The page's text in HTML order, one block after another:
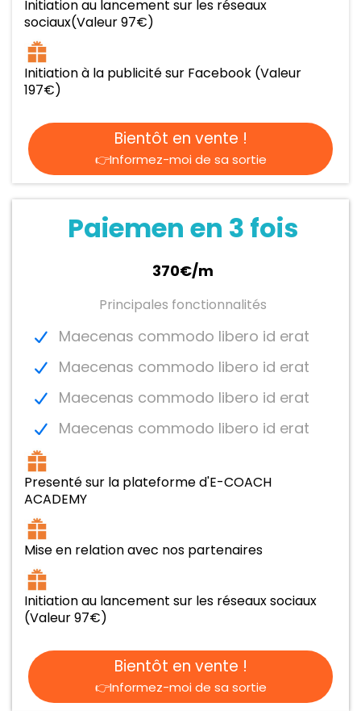
Initiation au lancement sur les réseaux
sociaux(Valeur 97€)
Initiation à la publicité sur Facebook (Valeur
197€)
Bientôt en vente !
👉Informez-moi de sa sortie
Paiemen en 3 fois
370€/m
Principales fonctionnalités
Maecenas commodo libero id erat
Maecenas commodo libero id erat
Maecenas commodo libero id erat
Maecenas commodo libero id erat
Presenté sur la plateforme d'E-COACH
ACADEMY
Mise en relation avec nos partenaires
Initiation au lancement sur les réseaux sociaux
(Valeur 97€)
Bientôt en vente !
👉Informez-moi de sa sortie